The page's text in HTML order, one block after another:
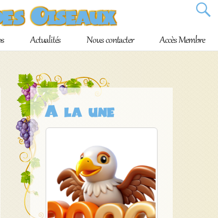
Oiseaux
Actualités Nous contacter Accès Membre
A la une